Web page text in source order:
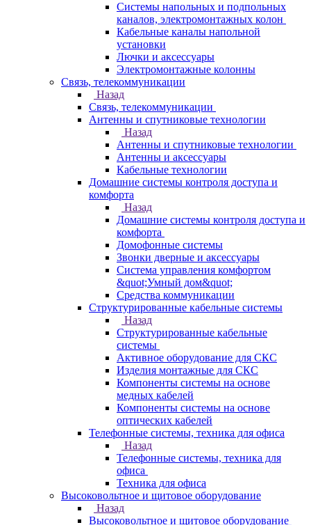
Системы напольных и подпольных
каналов, электромонтажных колон
Кабельные каналы напольной
установки
Лючки и аксессуары
Электромонтажные колонны
Связь, телекоммуникации
Назад
Связь, телекоммуникации
Антенны и спутниковые технологии
Назад
Антенны и спутниковые технологии
Антенны и аксессуары
Кабельные технологии
Домашние системы контроля доступа и
комфорта
Назад
Домашние системы контроля доступа и
комфорта
Домофонные системы
Звонки дверные и аксессуары
Система управления комфортом
&quot;Умный дом&quot;
Средства коммуникации
Структурированные кабельные системы
Назад
Структурированные кабельные
системы
Активное оборудование для СКС
Изделия монтажные для СКС
Компоненты системы на основе
медных кабелей
Компоненты системы на основе
оптических кабелей
Телефонные системы, техника для офиса
Назад
Телефонные системы, техника для
офиса
Техника для офиса
Высоковольтное и щитовое оборудование
Назад
Высоковольтное и щитовое оборудование